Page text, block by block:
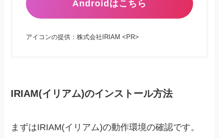
Androidはこちら
アイコンの提供：株式会社IRIAM <PR>
IRIAM(イリアム)のインストール方法
まずはIRIAM(イリアム)の動作環境の確認です。